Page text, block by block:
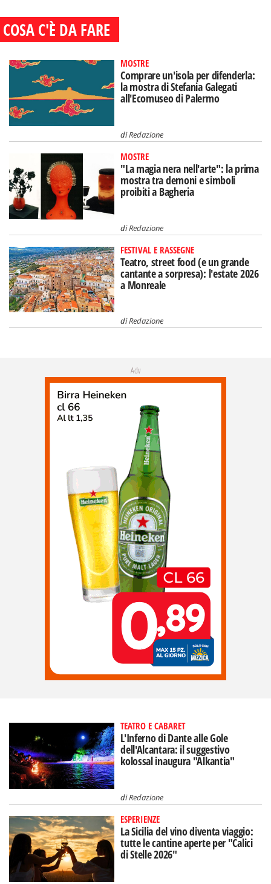
COSA C'È DA FARE
MOSTRE
Comprare un'isola per difenderla:
la mostra di Stefania Galegati
all'Ecomuseo di Palermo
diRedazione
MOSTRE
"La magia nera nell'arte": la prima
mostra tra demoni e simboli
proibiti a Bagheria
diRedazione
FESTIVAL E RASSEGNE
Teatro, street food (e un grande
cantante a sorpresa): l'estate 2026
a Monreale
diRedazione
Adv
TEATRO E CABARET
L'Inferno di Dante alle Gole
dell'Alcantara: il suggestivo
kolossal inaugura "Alkantia"
diRedazione
ESPERIENZE
La Sicilia del vino diventa viaggio:
tutte le cantine aperte per "Calici
di Stelle 2026"